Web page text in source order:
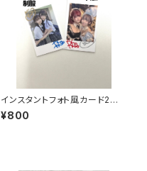
インスタントフォト風カード2個
セット
¥800